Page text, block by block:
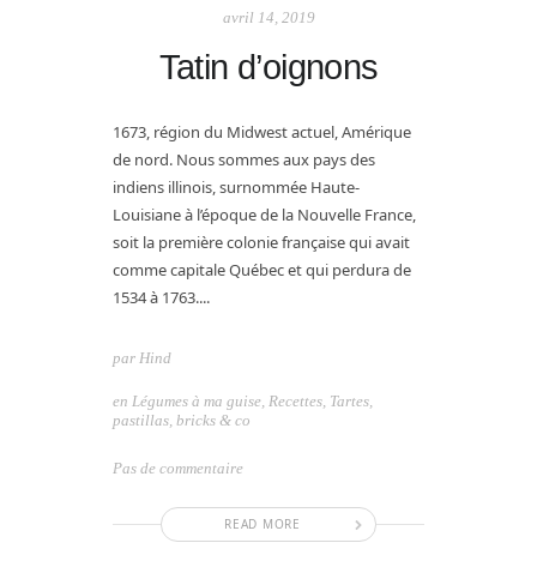
avril 14, 2019
Tatin d’oignons
1673, région du Midwest actuel, Amérique
de nord. Nous sommes aux pays des
indiens illinois, surnommée Haute-
Louisiane à l’époque de la Nouvelle France,
soit la première colonie française qui avait
comme capitale Québec et qui perdura de
1534 à 1763....
READ MORE
par Hind
en Légumes à ma guise, Recettes, Tartes,
pastillas, bricks & co
Pas de commentaire